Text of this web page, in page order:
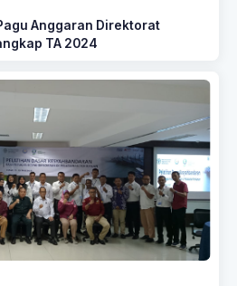
Anggaran Direktorat
TA 2024